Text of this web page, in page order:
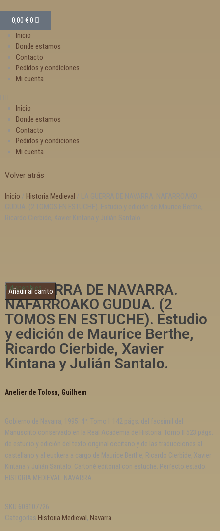
0,00 €0
Inicio
Donde estamos
Contacto
Pedidos y condiciones
Mi cuenta
Inicio
Donde estamos
Contacto
Pedidos y condiciones
Mi cuenta
Volver atrás
Inicio / Historia Medieval / LA GUERRA DE NAVARRA. NAFARROAKO
GUDUA. (2 TOMOS EN ESTUCHE). Estudio y edición de Maurice Berthe,
Ricardo Cierbide, Xavier Kintana y Julián Santalo.
LA GUERRA DE NAVARRA.
NAFARROAKO GUDUA. (2
TOMOS EN ESTUCHE). Estudio
y edición de Maurice Berthe,
Ricardo Cierbide, Xavier
Kintana y Julián Santalo.
Anelier de Tolosa, Guilhem
Gobierno de Navarra, 1995. 4º. Tomo I, 142 págs. del facsímil del
Manuscrito conservado en la Real Academia de Historia. Tomo II 523 págs.
de estudio y edición del texto original occitano y de las traducciones al
castellano y al euskera a cargo de Maurice Berthe, Ricardo Cierbide, Xavier
Kintana y Julián Santalo. Cartoné editorial con estuche. Perfecto estado.
HISTORIA MEDIEVAL. NAVARRA.
SKU 603107726
Categorías Historia Medieval, Navarra
1 disponibles
Añadir al carrito